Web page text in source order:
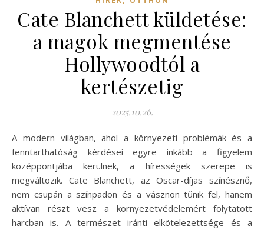
Cate Blanchett küldetése:
a magok megmentése
Hollywoodtól a
kertészetig
2025.10.26.
A modern világban, ahol a környezeti problémák és a
fenntarthatóság kérdései egyre inkább a figyelem
középpontjába kerülnek, a hírességek szerepe is
megváltozik. Cate Blanchett, az Oscar-díjas színésznő,
nem csupán a színpadon és a vásznon tűnik fel, hanem
aktívan részt vesz a környezetvédelemért folytatott
harcban is. A természet iránti elkötelezettsége és a